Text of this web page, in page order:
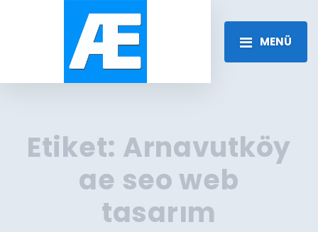
MENÜ
Etiket: Arnavutköy
ae seo web
tasarım